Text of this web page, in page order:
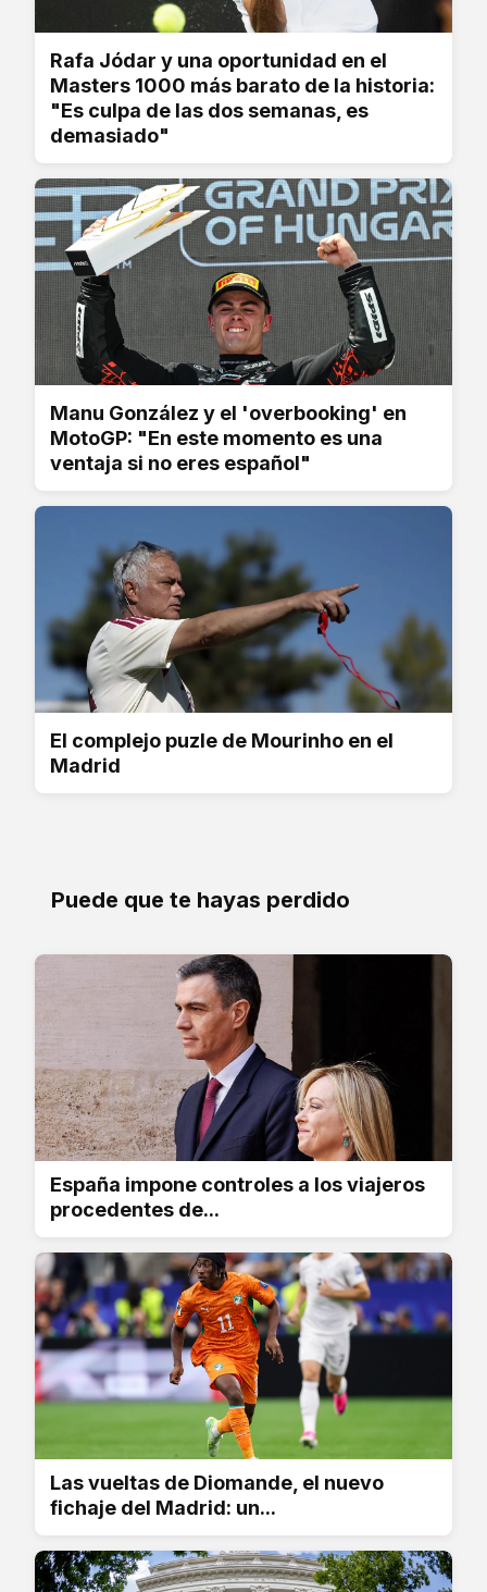
Rafa Jódar y una oportunidad en el
Masters 1000 más barato de la historia:
"Es culpa de las dos semanas, es
demasiado"
Manu González y el 'overbooking' en
MotoGP: "En este momento es una
ventaja si no eres español"
El complejo puzle de Mourinho en el
Madrid
Puede que te hayas perdido
España impone controles a los viajeros
procedentes de...
Las vueltas de Diomande, el nuevo
fichaje del Madrid: un...